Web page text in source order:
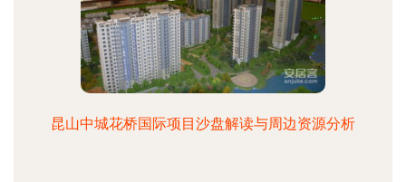
昆山中城花桥国际项目沙盘解读与周边资源分析